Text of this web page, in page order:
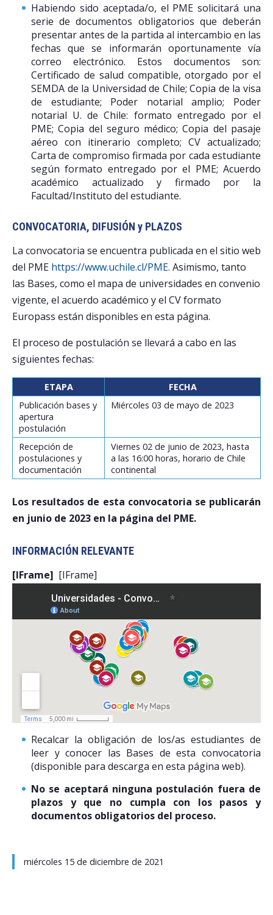
Habiendo sido aceptada/o, el PME solicitará una
serie de documentos obligatorios que deberán
presentar antes de la partida al intercambio en las
fechas que se informarán oportunamente vía
correo electrónico. Estos documentos son:
Certificado de salud compatible, otorgado por el
SEMDA de la Universidad de Chile; Copia de la visa
de estudiante; Poder notarial amplio; Poder
notarial U. de Chile: formato entregado por el
PME; Copia del seguro médico; Copia del pasaje
aéreo con itinerario completo; CV actualizado;
Carta de compromiso firmada por cada estudiante
según formato entregado por el PME; Acuerdo
académico actualizado y firmado por la
Facultad/Instituto del estudiante.
CONVOCATORIA, DIFUSIÓN y PLAZOS
La convocatoria se encuentra publicada en el sitio web
del PME https://www.uchile.cl/PME. Asimismo, tanto
las Bases, como el mapa de universidades en convenio
vigente, el acuerdo académico y el CV formato
Europass están disponibles en esta página.
El proceso de postulación se llevará a cabo en las
siguientes fechas:
ETAPA
FECHA
Publicación bases y
apertura
postulación
Miércoles 03 de mayo de 2023
Recepción de
postulaciones y
documentación
Viernes 02 de junio de 2023, hasta
a las 16:00 horas, horario de Chile
continental
Los resultados de esta convocatoria se publicarán
en junio de 2023 en la página del PME.
INFORMACIÓN RELEVANTE
[IFrame] [IFrame]
Recalcar la obligación de los/as estudiantes de
leer y conocer las Bases de esta convocatoria
(disponible para descarga en esta página web).
No se aceptará ninguna postulación fuera de
plazos y que no cumpla con los pasos y
documentos obligatorios del proceso.
miércoles 15 de diciembre de 2021